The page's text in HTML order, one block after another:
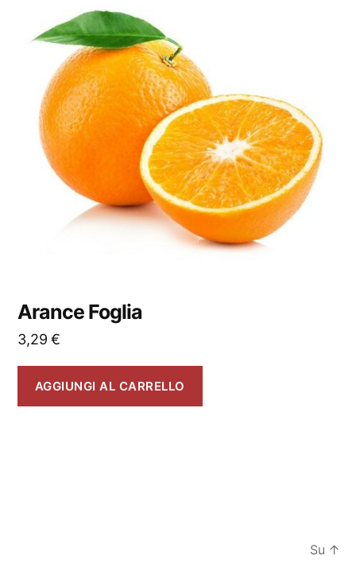
Arance Foglia
3,29€
AGGIUNGI AL CARRELLO
Su ↑